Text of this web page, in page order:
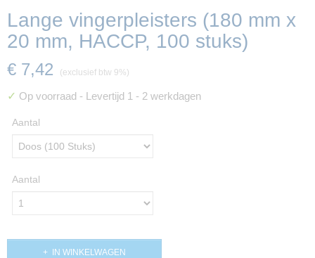
Lange vingerpleisters (180 mm x
20 mm, HACCP, 100 stuks)
€ 7,42 (exclusief btw 9%)
✓ Op voorraad - Levertijd 1 - 2 werkdagen
Aantal
Aantal
IN WINKELWAGEN